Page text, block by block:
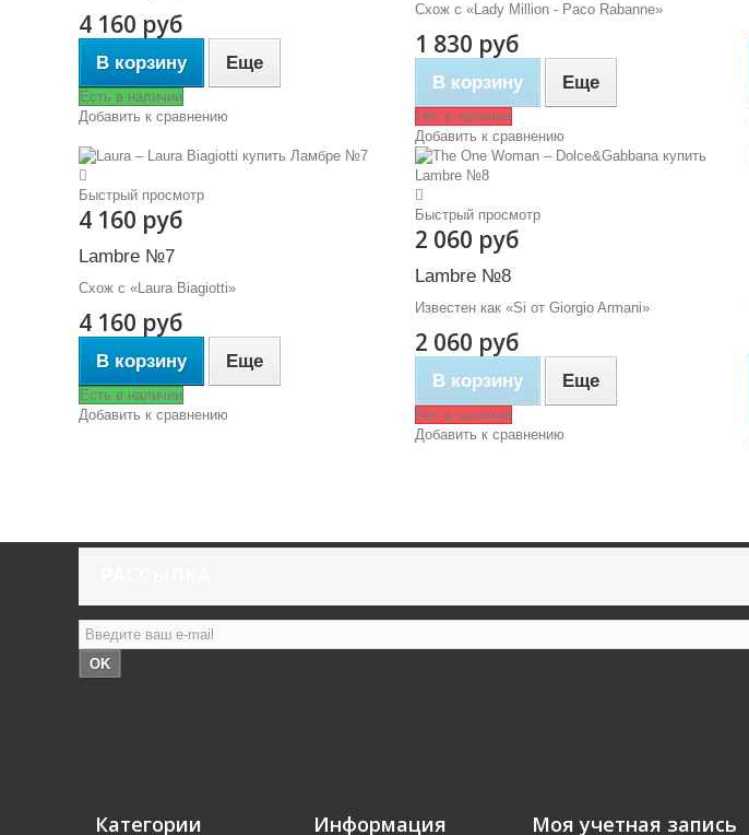
4 160 руб
В корзину Еще
Есть в наличии
Добавить к сравнению
Схож с «Lady Million - Paco Rabanne»
1 830 руб
В корзину Еще
Нет в наличии
Добавить к сравнению
Быстрый просмотр
4 160 руб
Lambre №7
Схож с «Laura Biagiotti»
4 160 руб
В корзину Еще
Есть в наличии
Добавить к сравнению
Быстрый просмотр
2 060 руб
Lambre №8
Известен как «Si от Giorgio Armani»
2 060 руб
В корзину Еще
Нет в наличии
Добавить к сравнению
OK
Категории Информация Моя учетная запись